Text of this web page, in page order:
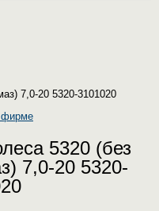
7,0-20 5320-3101020
5320 (без
7,0-20 5320-